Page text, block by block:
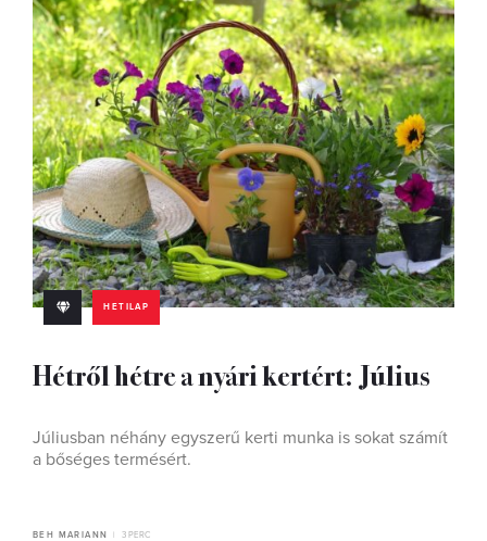
HETILAP
Hétről hétre a nyári kertért: Július
Júliusban néhány egyszerű kerti munka is sokat számít
a bőséges termésért.
BEH MARIANN 3 PERC